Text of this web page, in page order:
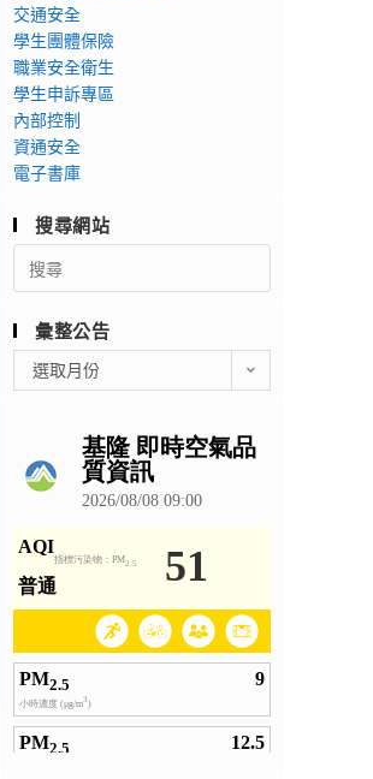
交通安全
學生團體保險
職業安全衛生
學生申訴專區
內部控制
資通安全
電子書庫
搜尋網站
Search
for:
彙整公告
整
選取月份